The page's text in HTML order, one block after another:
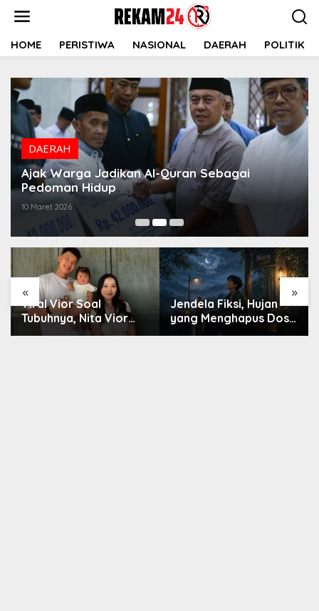
HOME PERISTIWA NASIONAL DAERAH POLITIK
DAERAH
Ajak Warga Jadikan Al-Quran Sebagai
Pedoman Hidup
10 Maret 2026
« »
Viral Vior Soal
Tubuhnya, Nita Vior
Akui Nikmati Peranya
Jendela Fiksi, Hujan
yang Menghapus Dosa